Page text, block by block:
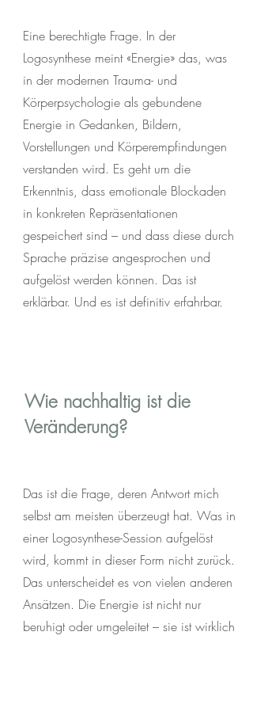
Eine berechtigte Frage. In der
Logosynthese meint «Energie» das, was
in der modernen Trauma- und
Körperpsychologie als gebundene
Energie in Gedanken, Bildern,
Vorstellungen und Körperempfindungen
verstanden wird. Es geht um die
Erkenntnis, dass emotionale Blockaden
in konkreten Repräsentationen
gespeichert sind – und dass diese durch
Sprache präzise angesprochen und
aufgelöst werden können. Das ist
erklärbar. Und es ist definitiv erfahrbar.
Wie nachhaltig ist die
Veränderung?
Das ist die Frage, deren Antwort mich
selbst am meisten überzeugt hat. Was in
einer Logosynthese-Session aufgelöst
wird, kommt in dieser Form nicht zurück.
Das unterscheidet es von vielen anderen
Ansätzen. Die Energie ist nicht nur
beruhigt oder umgeleitet – sie ist wirklich